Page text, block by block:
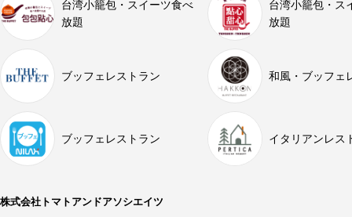
台湾小籠包・スイーツ食べ
放題
台湾小籠包・ス
放題
ブッフェレストラン 和風・ブッフェ
ブッフェレストラン イタリアンレス
株式会社トマトアンドアソシエイツ